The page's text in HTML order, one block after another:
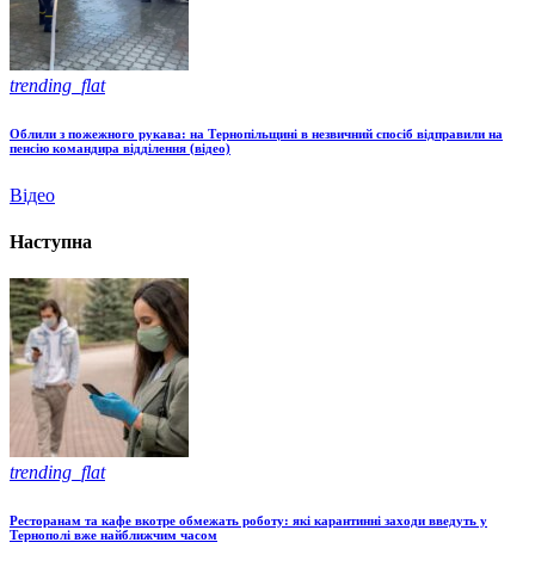
trending_flat
Облили з пожежного рукава: на Тернопільщині в незвичний спосіб відправили на
пенсію командира відділення (відео)
Відео
Наступна
trending_flat
Ресторанам та кафе вкотре обмежать роботу: які карантинні заходи введуть у
Тернополі вже найближчим часом